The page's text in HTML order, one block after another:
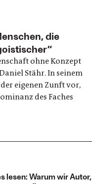
die
ohne Konzept
Stähr. In seinem
eigenen Zunft vor,
des Faches
lesen: Warum wir Autor,